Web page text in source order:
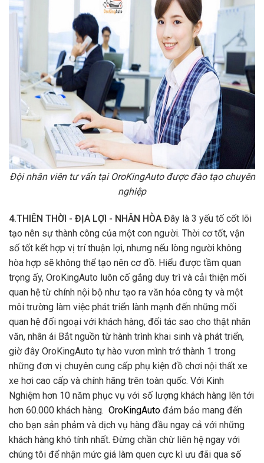
Đội nhân viên tư vấn tại OroKingAuto được đào tạo chuyên
nghiệp
4.THIÊN THỜI - ĐỊA LỢI - NHÂN HÒA Đây là 3 yếu tố cốt lõi
tạo nên sự thành công của một con người. Thời cơ tốt, vận
số tốt kết hợp vị trí thuận lợi, nhưng nếu lòng người không
hòa hợp sẽ không thể tạo nên cơ đồ. Hiểu được tầm quan
trọng ấy, OroKingAuto luôn cố gắng duy trì và cải thiện mối
quan hệ từ chính nội bộ như tạo ra văn hóa công ty và một
môi trường làm việc phát triển lành mạnh đến những mối
quan hệ đối ngoại với khách hàng, đối tác sao cho thật nhân
văn, nhân ái Bắt nguồn từ hành trình khai sinh và phát triển,
giờ đây OroKingAuto tự hào vươn mình trở thành 1 trong
những đơn vị chuyên cung cấp phụ kiện đồ chơi nội thất xe
xe hơi cao cấp và chính hãng trên toàn quốc. Với Kinh
Nghiệm hơn 10 năm phục vụ với số lượng khách hàng lên tới
hơn 60.000 khách hàng. OroKingAuto đảm bảo mang đến
cho bạn sản phảm và dịch vụ hàng đầu ngay cả với những
khách hàng khó tính nhất. Đừng chần chừ liên hệ ngay với
chúng tôi để nhận mức giá làm quen cực kì ưu đãi qua số